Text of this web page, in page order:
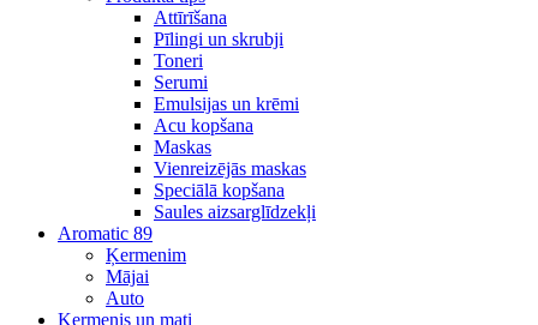
Attīrīšana
Pīlingi un skrubji
Toneri
Serumi
Emulsijas un krēmi
Acu kopšana
Maskas
Vienreizējās maskas
Speciālā kopšana
Saules aizsarglīdzekļi
Aromatic 89
Ķermenim
Mājai
Auto
Ķermenis un mati